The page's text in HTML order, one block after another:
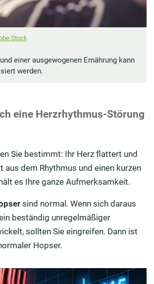
Stock
einer ausgewogenen Ernährung kann
werden.
eine Herzrhythmus-Störung
Sie bestimmt: Ihr Herz flattert und
aus dem Rhythmus und einen kurzen
es Ihre ganze Aufmerksamkeit.
sind normal. Wenn sich daraus
beständig unregelmäßiger
sollten Sie eingreifen. Dann ist
Hopser.